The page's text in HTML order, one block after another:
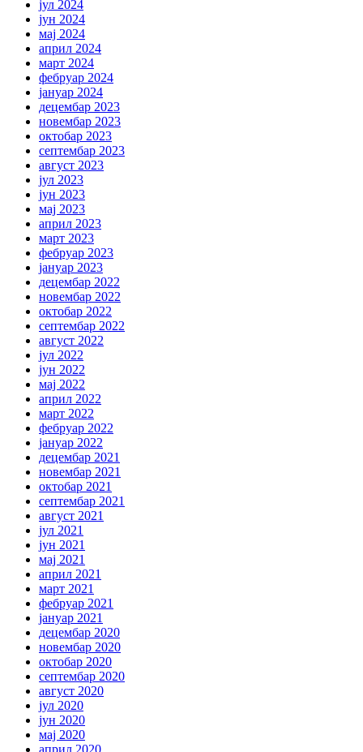
јул 2024
јун 2024
мај 2024
април 2024
март 2024
фебруар 2024
јануар 2024
децембар 2023
новембар 2023
октобар 2023
септембар 2023
август 2023
јул 2023
јун 2023
мај 2023
април 2023
март 2023
фебруар 2023
јануар 2023
децембар 2022
новембар 2022
октобар 2022
септембар 2022
август 2022
јул 2022
јун 2022
мај 2022
април 2022
март 2022
фебруар 2022
јануар 2022
децембар 2021
новембар 2021
октобар 2021
септембар 2021
август 2021
јул 2021
јун 2021
мај 2021
април 2021
март 2021
фебруар 2021
јануар 2021
децембар 2020
новембар 2020
октобар 2020
септембар 2020
август 2020
јул 2020
јун 2020
мај 2020